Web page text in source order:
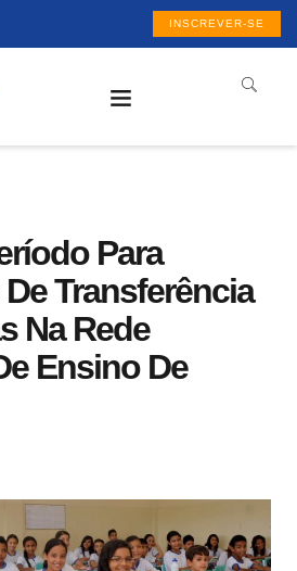
INSCREVER-SE
Para
Transferência
Na Rede
Ensino De